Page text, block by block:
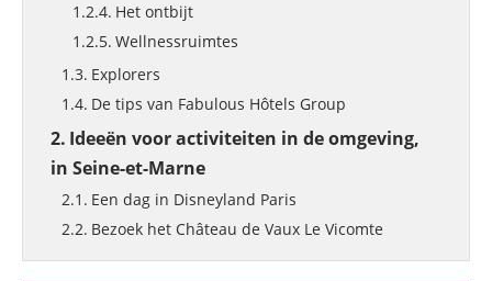
Het ontbijt
Wellnessruimtes
Explorers
De tips van Fabulous Hôtels Group
Ideeën voor activiteiten in de omgeving,
in Seine-et-Marne
Een dag in Disneyland Paris
Bezoek het Château de Vaux Le Vicomte